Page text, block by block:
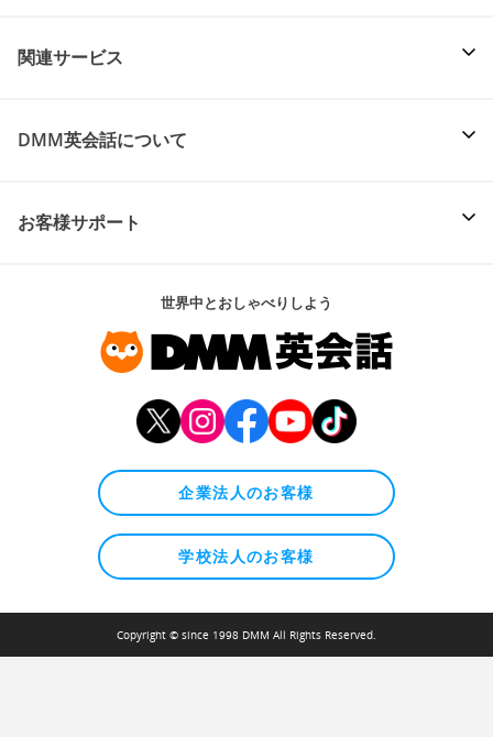
関連サービス
DMM英会話について
お客様サポート
世界中とおしゃべりしよう
企業法人のお客様
学校法人のお客様
Copyright © since 1998 DMM All Rights Reserved.